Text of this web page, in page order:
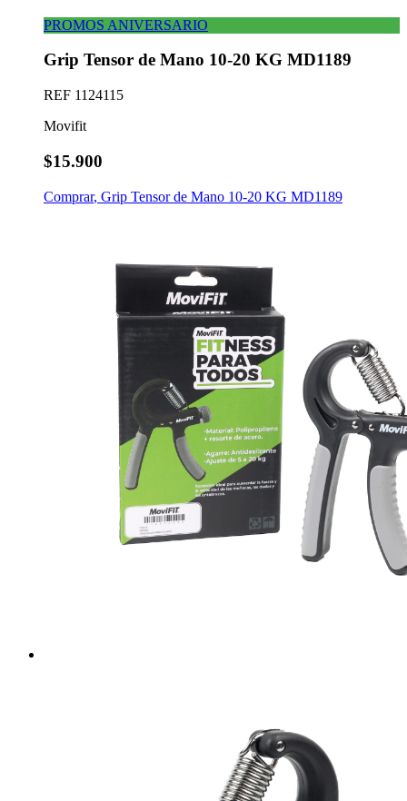
PROMOS ANIVERSARIO
Grip Tensor de Mano 10-20 KG MD1189
REF 1124115
Movifit
$15.900
Comprar, Grip Tensor de Mano 10-20 KG MD1189